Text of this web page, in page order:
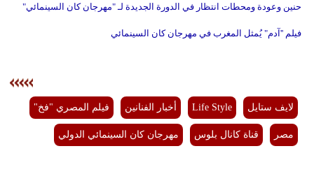
حنين وعودة ومحطات انتظار في الدورة الجديدة لـ "مهرجان كان السينمائي"
فيلم ''آدم" يُمثل المغرب في مهرجان كان السينمائي
لايف ستايل Life Style أخبار الفنانين فيلم المصري "فخ"
مصر قناة كانال بلوس مهرجان كان السينمائي الدولي